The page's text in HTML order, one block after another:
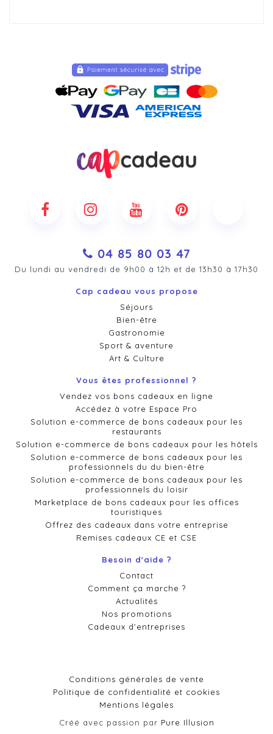
04 85 80 03 47
Du lundi au vendredi de 9h00 à 12h et de 13h30 à 17h30
Cap cadeau vous propose
Séjours
Bien-être
Gastronomie
Sport & aventure
Art & Culture
Vous êtes professionnel ?
Vendez vos bons cadeaux en ligne
Accédez à votre Espace Pro
Solution e-commerce de bons cadeaux pour les
restaurants
Solution e-commerce de bons cadeaux pour les hôtels
Solution e-commerce de bons cadeaux pour les
professionnels du du bien-être
Solution e-commerce de bons cadeaux pour les
professionnels du loisir
Marketplace de bons cadeaux pour les offices
touristiques
Offrez des cadeaux dans votre entreprise
Remises cadeaux CE et CSE
Besoin d'aide ?
Contact
Comment ça marche ?
Actualités
Nos promotions
Cadeaux d'entreprises
Conditions générales de vente
Politique de confidentialité et cookies
Mentions légales
Créé avec passion par Pure Illusion